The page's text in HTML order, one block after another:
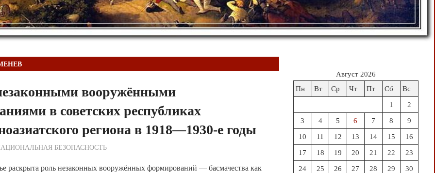
вооружёнными
в советских республиках
региона в 1918—1930-е годы
по РедакцииБЕЗОПАСНОСТЬ
раскрыта роль незаконных вооружённых формирований — басмачества как
Август 2026
Пн
Вт Ср Чт Пт Сб Вс
1 2
3 4 5 6 7 8 9
10 11 12 13 14 15 16
17 18 19 20 21 22 23
24 25 26 27 28 29 30